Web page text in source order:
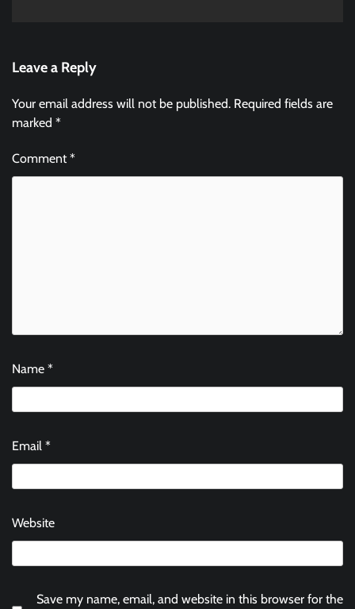
Leave a Reply
Your email address will not be published. Required fields are
marked *
Comment*
Name *
Email *
Website
Save my name, email, and website in this browser for the